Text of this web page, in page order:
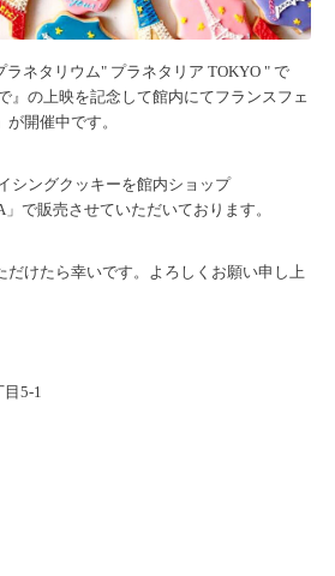
ネタリウム" プラネタリア TOKYO " で
』の上映を記念して館内にてフランスフェ
開催中です。
シングクッキーを館内ショップ
」で販売させていただいております。
だけたら幸いです。よろしくお願い申し上
5-1